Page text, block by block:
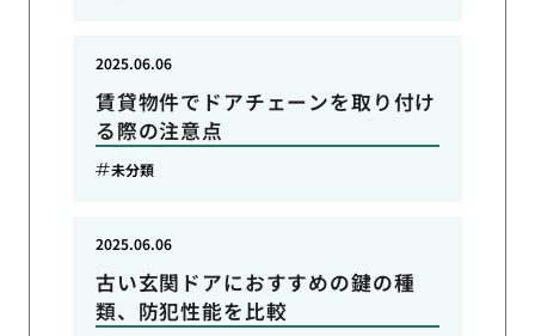
賃貸物件でドアチェーンを取り付け
る際の注意点
2025.06.06
未分類
古い玄関ドアにおすすめの鍵の種
類、防犯性能を比較
2025.06.06